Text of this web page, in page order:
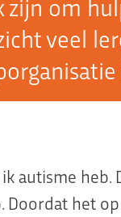
veel
autisme heb.
Doordat het